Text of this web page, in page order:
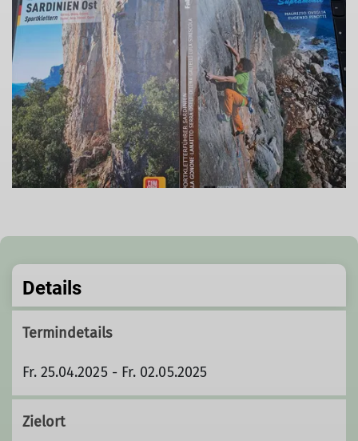
Details
Termindetails
Fr. 25.04.2025 - Fr. 02.05.2025
Zielort